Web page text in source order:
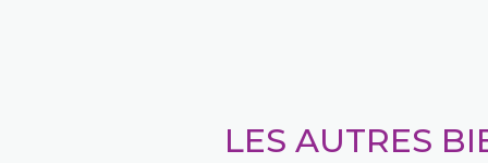
LES AUTRES